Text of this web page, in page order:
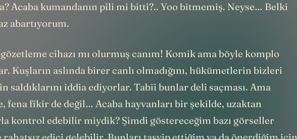
Acaba kumandanın pili mi bitti?.. Yoo bitmemiş. Neyse… Belki
abartıyorum.
cihazı mı olurmuş canım! Komik ama böyle komplo
Kuşların aslında birer canlı olmadığını, hükümetlerin bizleri
saldıklarını iddia ediyorlar. Tabii bunlar deli saçması. Ama
fena fikir de değil… Acaba hayvanları bir şekilde, uzaktan
kontrol edebilir miydik? Şimdi göstereceğim bazı görseller